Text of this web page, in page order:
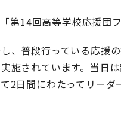
第14回高等学校応援団
、普段行っている応援
施されています。当日
2日間にわたってリー